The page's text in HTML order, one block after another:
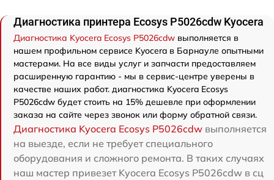
Диагностика принтера Ecosys P5026cdw Kyocera
Диагностика Kyocera Ecosys P5026cdw выполняется в
нашем профильном сервисе Kyocera в Барнауле опытными
мастерами. На все виды услуг и запчасти предоставляем
расширенную гарантию - мы в сервис-центре уверены в
качестве наших работ. диагностика Kyocera Ecosys
P5026cdw будет стоить на 15% дешевле при оформлении
заказа на сайте через звонок или форму обратной связи.
Диагностика Kyocera Ecosys P5026cdw выполняется
на выезде, если не требует специального
оборудования и сложного ремонта. В таких случаях
наш мастер привезет Kyocera Ecosys P5026cdw в сц